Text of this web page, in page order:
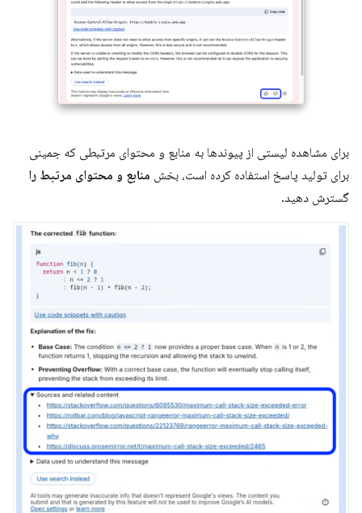
برای مشاهده لیستی از پیوندها به منابع و محتوای مرتبطی که جمینی
برای تولید پاسخ استفاده کرده است، بخش منابع و محتوای مرتبط را
گسترش دهید.